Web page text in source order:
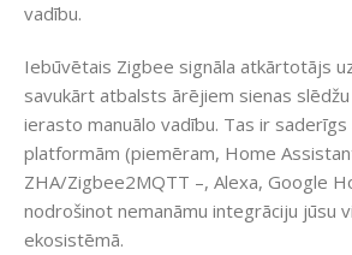
vadību.
Iebūvētais Zigbee signāla atkārtotājs
savukārt atbalsts ārējiem sienas
ierasto manuālo vadību. Tas ir
platformām (piemēram, Home
ZHA/Zigbee2MQTT –, Alexa, Google
nodrošinot nemanāmu integrāciju jūsu
ekosistēmā.